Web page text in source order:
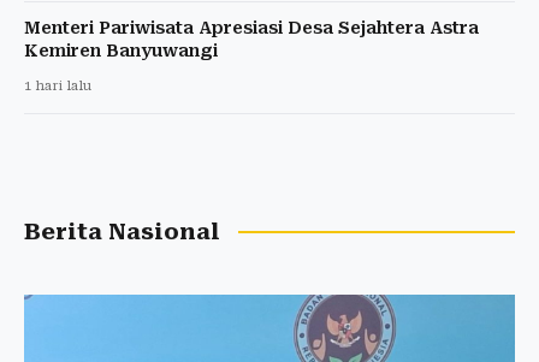
Menteri Pariwisata Apresiasi Desa Sejahtera Astra
Kemiren Banyuwangi
1 hari lalu
Berita Nasional